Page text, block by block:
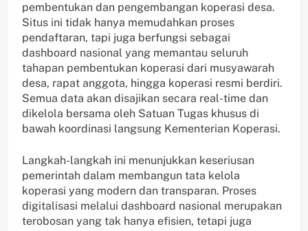
pembentukan dan pengembangan koperasi desa.
Situs ini tidak hanya memudahkan proses
pendaftaran, tapi juga berfungsi sebagai
dashboard nasional yang memantau seluruh
tahapan pembentukan koperasi dari musyawarah
desa, rapat anggota, hingga koperasi resmi berdiri.
Semua data akan disajikan secara real-time dan
dikelola bersama oleh Satuan Tugas khusus di
bawah koordinasi langsung Kementerian Koperasi.
Langkah-langkah ini menunjukkan keseriusan
pemerintah dalam membangun tata kelola
koperasi yang modern dan transparan. Proses
digitalisasi melalui dashboard nasional merupakan
terobosan yang tak hanya efisien, tetapi juga